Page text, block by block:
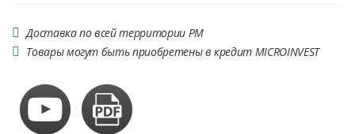
Доставка по всей территории РМ
Товары могут быть приобретены в кредит MICROINVEST